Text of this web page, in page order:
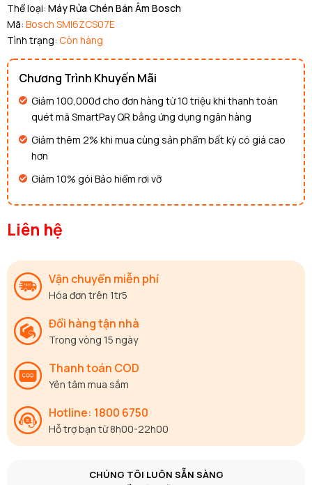
Thể loại: Máy Rửa Chén Bán Âm Bosch
Mã: Bosch SMI6ZCS07E
Tình trạng: Còn hàng
Chương Trình Khuyến Mãi
Giảm 100,000đ cho đơn hàng từ 10 triệu khi thanh toán
quét mã SmartPay QR bằng ứng dụng ngân hàng
Giảm thêm 2% khi mua cùng sản phẩm bất kỳ có giá cao
hơn
Giảm 10% gói Bảo hiểm rơi vỡ
Liên hệ
Vận chuyển miễn phí
Hóa đơn trên 1tr5
Đổi hàng tận nhà
Trong vòng 15 ngày
Thanh toán COD
Yên tâm mua sắm
Hotline: 1800 6750
Hỗ trợ bạn từ 8h00-22h00
CHÚNG TÔI LUÔN SẴN SÀNG